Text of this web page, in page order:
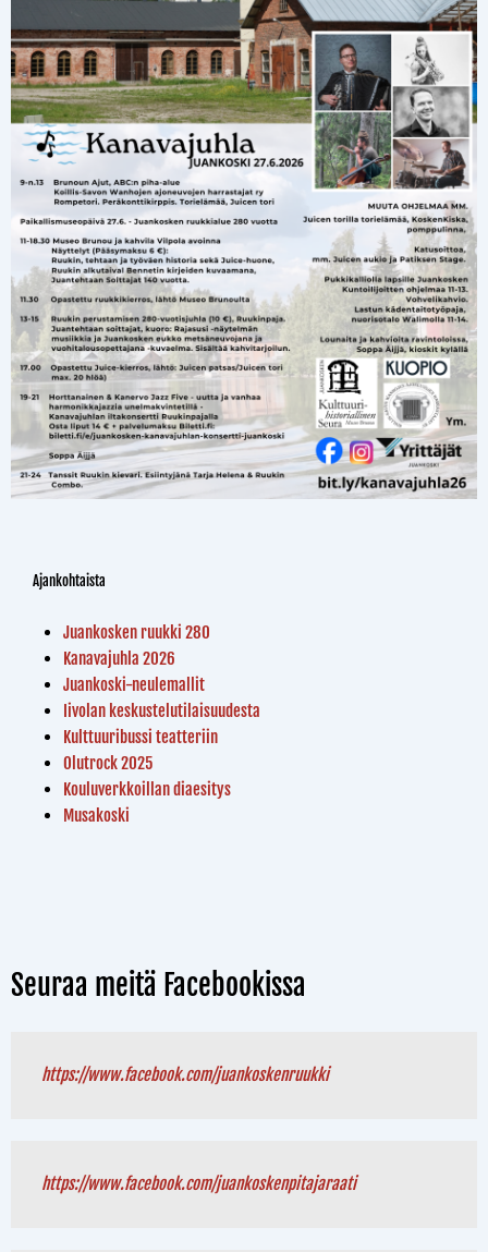
Ajankohtaista
Juankosken ruukki 280
Kanavajuhla 2026
Juankoski-neulemallit
Iivolan keskustelutilaisuudesta
Kulttuuribussi teatteriin
Olutrock 2025
Kouluverkkoillan diaesitys
Musakoski
Seuraa meitä Facebookissa
https://www.facebook.com/juankoskenruukki
https://www.facebook.com/juankoskenpitajaraati